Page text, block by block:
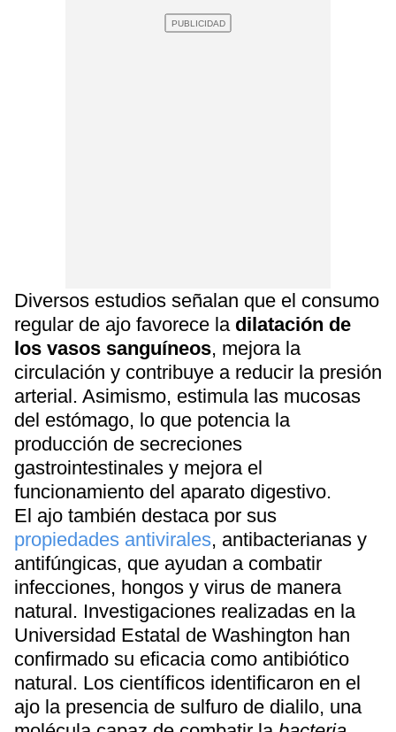
Diversos estudios señalan que el consumo
regular de ajo favorece la dilatación de
los vasos sanguíneos, mejora la
circulación y contribuye a reducir la presión
arterial. Asimismo, estimula las mucosas
del estómago, lo que potencia la
producción de secreciones
gastrointestinales y mejora el
funcionamiento del aparato digestivo.
El ajo también destaca por sus
propiedades antivirales, antibacterianas y
antifúngicas, que ayudan a combatir
infecciones, hongos y virus de manera
natural. Investigaciones realizadas en la
Universidad Estatal de Washington han
confirmado su eficacia como antibiótico
natural. Los científicos identificaron en el
ajo la presencia de sulfuro de dialilo, una